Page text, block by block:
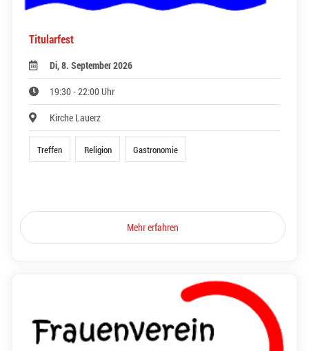
Titularfest
Di, 8. September 2026
19:30 - 22:00 Uhr
Kirche Lauerz
Treffen Religion Gastronomie
Mehr erfahren